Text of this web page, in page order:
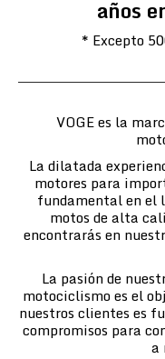
años
* Excepto
VOGE es la
La dilatada
motores para
fundamental en el
motos de alta
encontrarás en
La pasión de
motociclismo es el
nuestros clientes es
compromisos para
a